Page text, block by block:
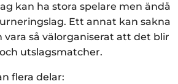
kan ha stora spelare men ändå
Ett annat kan sakna
så välorganiserat att det blir
utslagsmatcher.
flera delar: